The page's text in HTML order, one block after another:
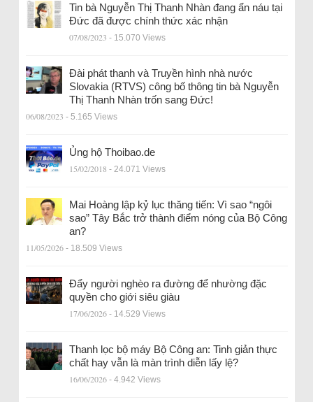
Tin bà Nguyễn Thị Thanh Nhàn đang ẩn náu tại
Đức đã được chính thức xác nhận
07/08/2023 - 15.070 Views
Đài phát thanh và Truyền hình nhà nước
Slovakia (RTVS) công bố thông tin bà Nguyễn
Thị Thanh Nhàn trốn sang Đức!
06/08/2023 - 5.165 Views
Ủng hộ Thoibao.de
15/02/2018 - 24.071 Views
Mai Hoàng lập kỷ lục thăng tiến: Vì sao “ngôi
sao” Tây Bắc trở thành điểm nóng của Bộ Công
an?
11/05/2026 - 18.509 Views
Đẩy người nghèo ra đường để nhường đặc
quyền cho giới siêu giàu
17/06/2026 - 14.529 Views
Thanh lọc bộ máy Bộ Công an: Tinh giản thực
chất hay vẫn là màn trình diễn lấy lệ?
16/06/2026 - 4.942 Views